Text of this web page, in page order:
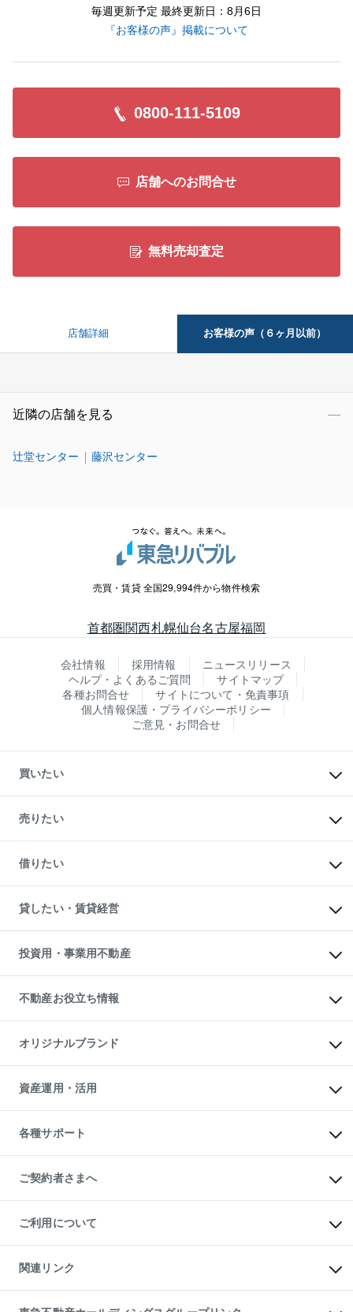
毎週更新予定 最終更新日：8月6日
『お客様の声』掲載について
0800-111-5109
店舗へのお問合せ
無料売却査定
店舗詳細 お客様の声（６ヶ月以前）
近隣の店舗を見る
辻堂センター 藤沢センター
売買・賃貸 全国29,994件から物件検索
首都圏関西札幌仙台名古屋福岡
会社情報 採用情報
ニュースリリース
ヘルプ・よくあるご質問
サイトマップ
各種お問合せ
サイトについて・免責事項
個人情報保護・プライバシーポリシー
ご意見・お問合せ
買いたい
新築・分譲マンションの購入
中古マンションの購入
一戸建ての購入
中古一戸建ての購入
不動産購入の流れ
注目キーワード物件特集
購入ガイド
English 繁体中文簡体中文
売りたい
一戸建ての売却・査定
土地の売却・査定
スピードAI査定
不動産査定について
不動産売却の流れ
不動産買換えの流れ
売却ガイド
借りたい
オフィス・店舗の賃貸
借りるときの流れ
借りるガイド
貸したい・賃貸経営
マンション賃料データ
賃貸管理プラン
リロケーションについて
貸すガイド
投資用・事業用不動産
事業用不動産
マンション投資
投資用マンション
アパート経営
収益物件
ビル購入（ビル一棟）
投資用不動産の売却査定
事業用不動産の売却査定
不動産お役立ち情報
マンションライブラリー
人気マンションランキング
暮らしに役立つ不動産メディア
不動産相場・不動産価格情報
不動産コラム・ニュース
不動産用語集
不動産なんでもネット相談室
住まいの税金
オリジナルブランド
一棟リノベーションマンション
L`GENTE（ルジェンテ）
区分リノベーションマンション
投資用一棟レジデンスWELL
不動産小口投資
LEGACIA（レガシア）
資産運用・活用
不動産M&A
アセットマネジメント・出資
各種サポート
相続サポート
リフォームサポート
ご契約者さまへ
ご紹介・再契約特典
入居者様専用-各種ご案内（賃貸）
東急こすもす会「こすもすWeb」
ご利用について
金融商品取引について
東急リバブル ソーシャルメディアポリシー
ご意見・お問い合わせ（金融商品取引専用の相談・お問い合わせ窓口）
関連リンク
これからご結婚される方に東急百貨店のブライダルクラブ